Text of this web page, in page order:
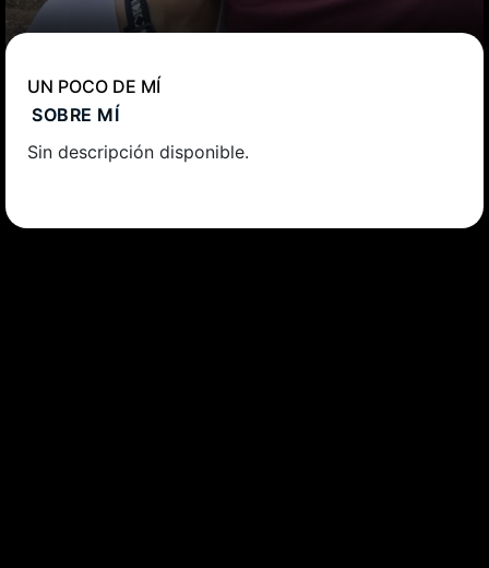
UN POCO DE MÍ
SOBRE MÍ
Sin descripción disponible.